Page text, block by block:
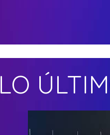
LO